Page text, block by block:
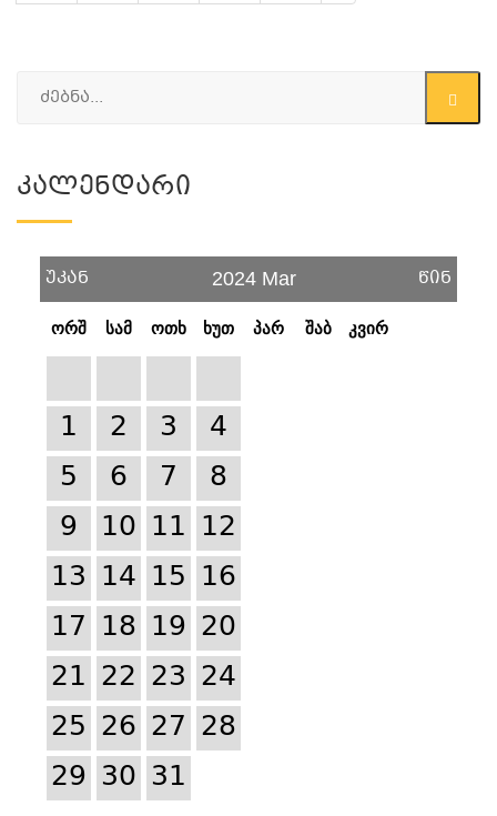
Კალენდარი
უკან 2024 Mar წინ
ორშ სამ ოთხ ხუთ პარ შაბ კვირ
1 2 3
4
5
6 7
8
9
10 11 12
13 14 15 16
17 18 19 20
21 22 23 24
25 26 27 28
29 30 31